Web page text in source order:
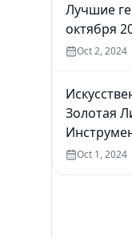
Лучшие
октября
Oct 2, 2024
Золотая
Интернете
Oct 1, 2024